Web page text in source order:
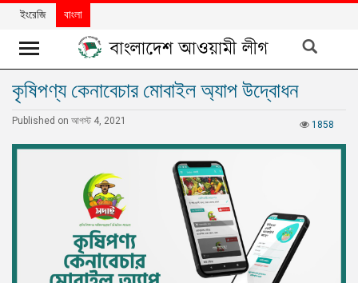
খবর
দলের
ইংরেজি বাংলা
কৃষিপণ্য কেনাবেচার মোবাইল অ্যাপ উদ্বোধন
1858
Published on আগস্ট 4, 2021